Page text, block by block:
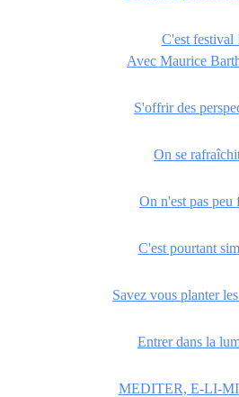
C'est festival
Avec Maurice
S'offrir des
On se
On n'est pas peu
C'est pourtant
Savez vous planter
Entrer dans la
MEDITER, E-LI-